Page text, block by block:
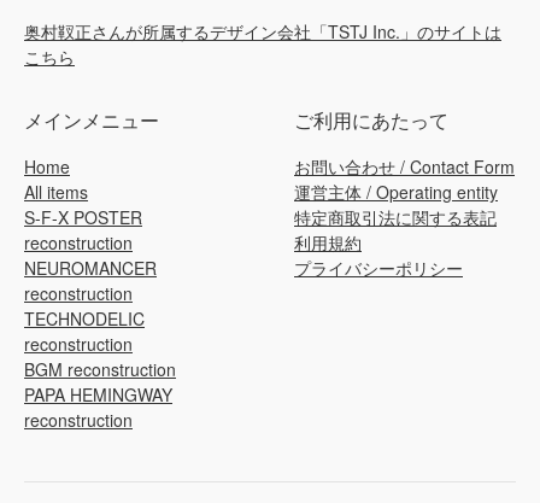
奥村靫正さんが所属するデザイン会社「TSTJ Inc.」のサイトは
こちら
メインメニュー
Home
All items
S-F-X POSTER
reconstruction
NEUROMANCER
reconstruction
TECHNODELIC
reconstruction
BGM reconstruction
PAPA HEMINGWAY
reconstruction
ご利用にあたって
お問い合わせ / Contact Form
運営主体 / Operating entity
特定商取引法に関する表記
利用規約
プライバシーポリシー